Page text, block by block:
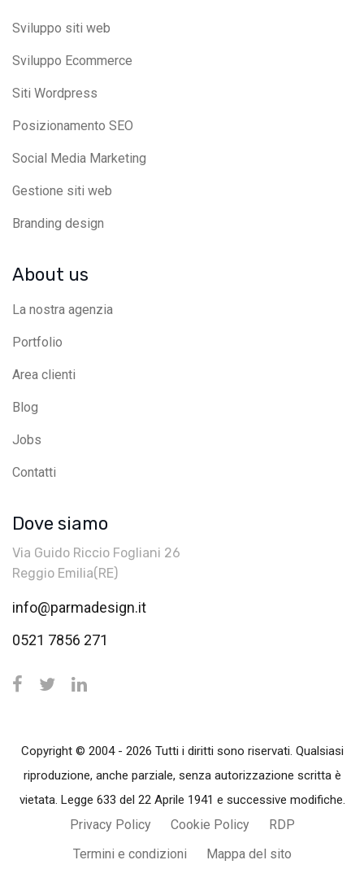
Sviluppo siti web
Sviluppo Ecommerce
Siti Wordpress
Posizionamento SEO
Social Media Marketing
Gestione siti web
Branding design
About us
La nostra agenzia
Portfolio
Area clienti
Blog
Jobs
Contatti
Dove siamo
Via Guido Riccio Fogliani 26
Reggio Emilia(RE)
info@parmadesign.it
0521 7856 271
Copyright © 2004 - 2026 Tutti i diritti sono riservati. Qualsiasi
riproduzione, anche parziale, senza autorizzazione scritta è
vietata. Legge 633 del 22 Aprile 1941 e successive modifiche.
Privacy Policy Cookie Policy
RDP
Termini e condizioni
Mappa del sito